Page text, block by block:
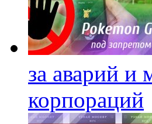
за аварий и
корпораций